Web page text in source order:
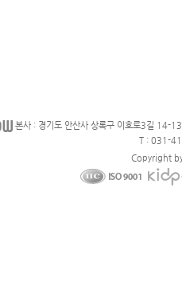
본사 : 경기도 안산사 상록구 이호로3길 14-
T : 031-
Copyright